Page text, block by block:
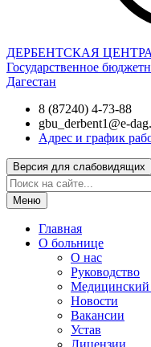
ДЕРБЕНТСКАЯ
Государственное
Дагестан
8 (87240) 4-73-88
gbu_derbent1@e-
Адрес и график
Версия для слабовидящих
Меню
Главная
О больнице
О нас
Руководство
Медицинский
Новости
Вакансии
Устав